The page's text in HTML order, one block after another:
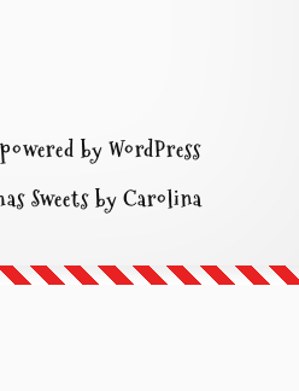
by WordPress
Sweets by Carolina